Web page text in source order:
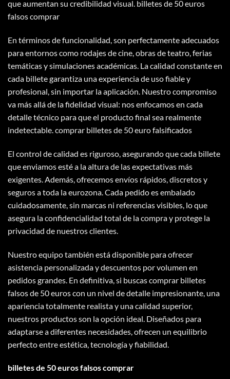
que aumentan su credibilidad visual. billetes de 50 euros
falsos comprar
En términos de funcionalidad, son perfectamente adecuados
para entornos como rodajes de cine, obras de teatro, ferias
temáticas y simulaciones académicas. La calidad constante en
cada billete garantiza una experiencia de uso fiable y
profesional, sin importar la aplicación. Nuestro compromiso
va más allá de la fidelidad visual: nos enfocamos en cada
detalle técnico para que el producto final sea realmente
indetectable.comprar billetes de 50 eurofalsificados​
El control de calidad es riguroso, asegurando que cada billete
que enviamos esté a la altura de las expectativas más
exigentes. Además, ofrecemos envíos rápidos, discretos y
seguros a toda la eurozona. Cada pedido es embalado
cuidadosamente, sin marcas ni referencias visibles, lo que
asegura la confidencialidad total de la compra y protege la
privacidad de nuestros clientes.
Nuestro equipo también está disponible para ofrecer
asistencia personalizada y descuentos por volumen en
pedidos grandes. En definitiva, si buscas comprar billetes
falsos de 50 euroscon un nivel de detalle impresionante, una
apariencia totalmente realista y una calidad superior,
nuestros productos son la opción ideal. Diseñados para
adaptarse a diferentes necesidades, ofrecen un equilibrio
perfecto entre estética, tecnología y fiabilidad.
billetes de 50 euros falsos comprar​